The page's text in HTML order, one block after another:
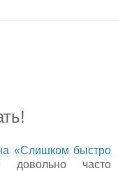
«Слишком быстро
довольно часто